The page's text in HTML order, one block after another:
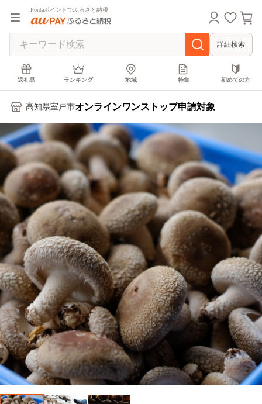
Pontaポイントでふるさと納税
詳細検索
返礼品 ランキング 地域 特集 初めての方
高知県室戸市オンラインワンストップ申請対象